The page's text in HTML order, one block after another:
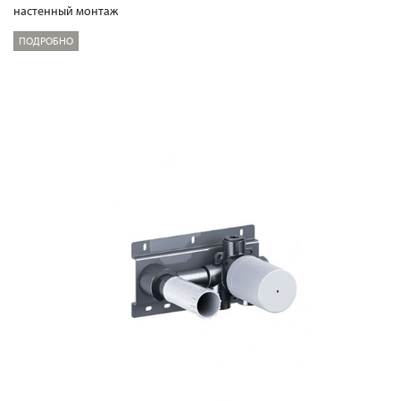
настенный монтаж
ПОДРОБНО